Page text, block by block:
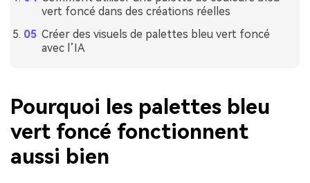
vert foncé dans des créations réelles
Créer des visuels de palettes bleu vert foncé
avec l’IA
Pourquoi les palettes bleu
vert foncé fonctionnent
aussi bien